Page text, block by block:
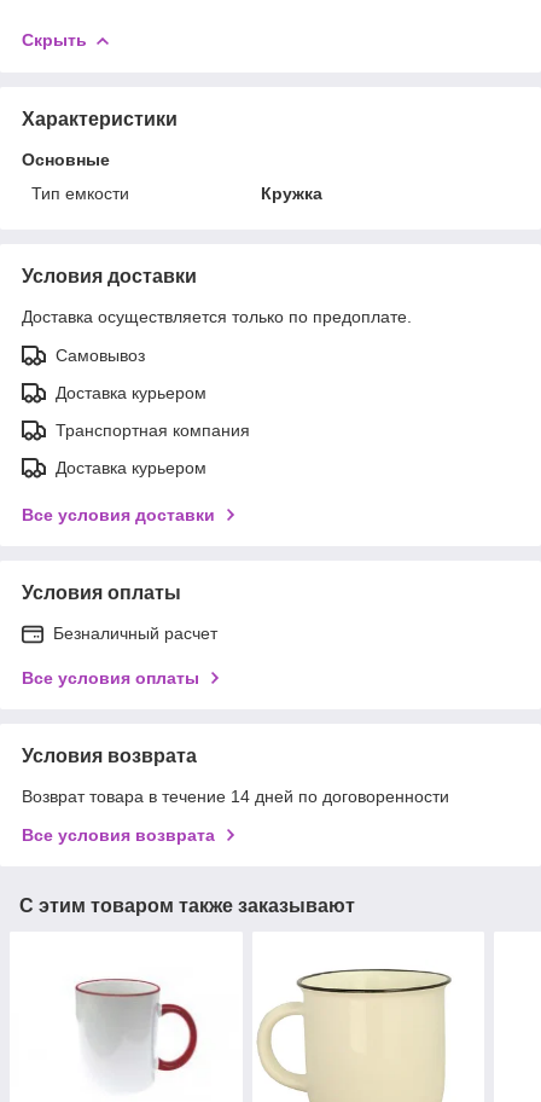
Скрыть
Характеристики
Основные
Тип емкости
Кружка
Условия доставки
Доставка осуществляется только по предоплате.
Самовывоз
Доставка курьером
Транспортная компания
Доставка курьером
Все условия доставки
Условия оплаты
Безналичный расчет
Все условия оплаты
Условия возврата
Возврат товара в течение 14 дней по договоренности
Все условия возврата
С этим товаром также заказывают